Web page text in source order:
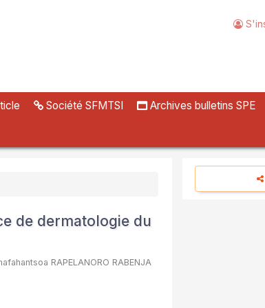
Société SFMTSI Archives bulletins SPE
de dermatologie du
RAPELANORO RABENJA